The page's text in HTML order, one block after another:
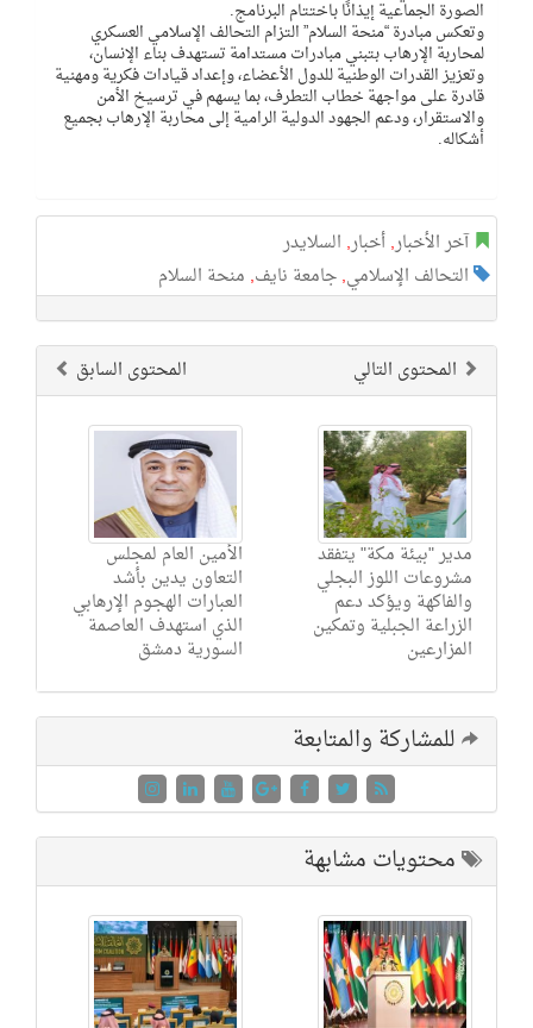
الصورة الجماعية إيذانًا باختتام البرنامج.
وتعكس مبادرة “منحة السلام” التزام التحالف الإسلامي العسكري
لمحاربة الإرهاب بتبني مبادرات مستدامة تستهدف بناء الإنسان،
وتعزيز القدرات الوطنية للدول الأعضاء، وإعداد قيادات فكرية ومهنية
قادرة على مواجهة خطاب التطرف، بما يسهم في ترسيخ الأمن
والاستقرار، ودعم الجهود الدولية الرامية إلى محاربة الإرهاب بجميع
أشكاله.
آخر الأخبار,أخبار, السلايدر
التحالف الإسلامي,جامعة نايف, منحة السلام
المحتوى السابق المحتوى التالي
الأمين العام لمجلس
التعاون يدين بأشد
العبارات الهجوم الإرهابي
الذي استهدف العاصمة
السورية دمشق
مدير "بيئة مكة" يتفقد
مشروعات اللوز البجلي
والفاكهة ويؤكد دعم
الزراعة الجبلية وتمكين
المزارعين
للمشاركة والمتابعة
محتويات مشابهة